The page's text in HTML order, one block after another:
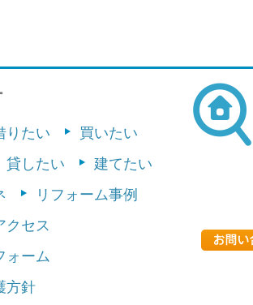
りたい
買いたい
貸したい
建てたい
リフォーム事例
クセス
ォーム
方針